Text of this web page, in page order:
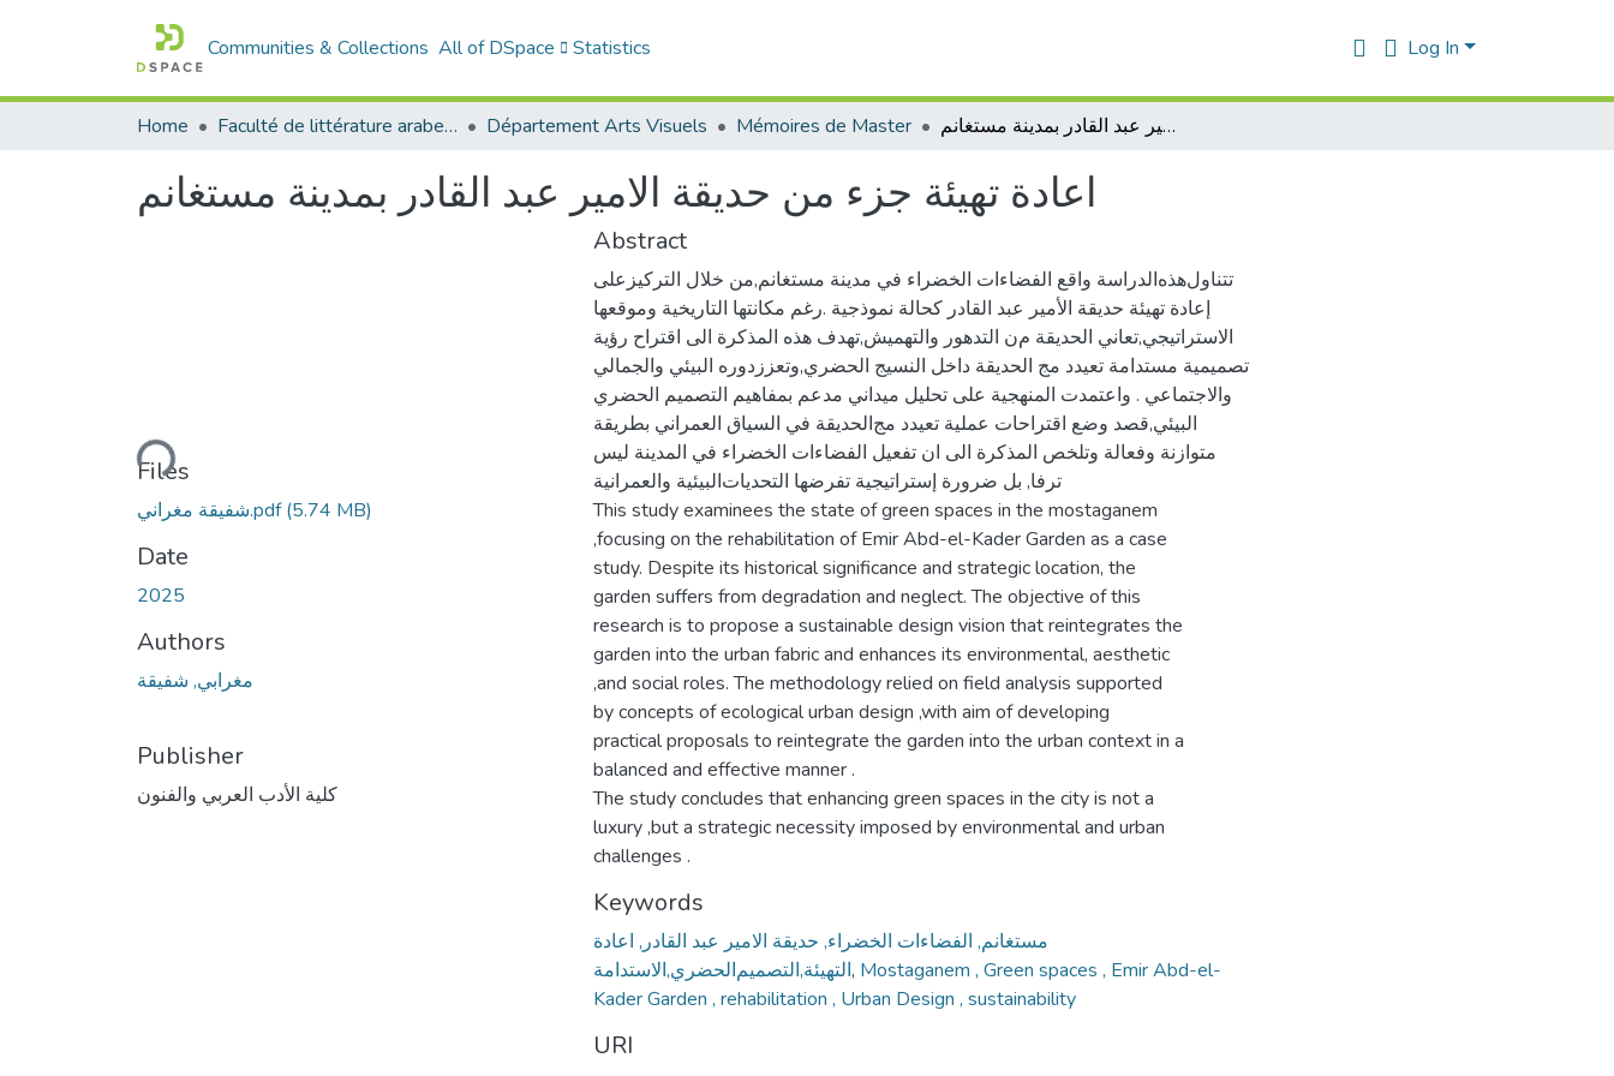
Communities & Collections All of DSpace Statistics Log In
Home Faculté de littérature arabe et des arts Département Arts Visuels Mémoires de Master اعادة تهيئة جزء من حديقة الامير عبد القادر بمدينة مستغانم
اعادة تهيئة جزء من حديقة الامير عبد القادر بمدينة مستغانم
Loading...
Files
شفيقة مغراني.pdf(5.74 MB)
Date
2025
Authors
مغرابي, شفيقة
Publisher
كلية الأدب العربي والفنون
Abstract
تتناول‌هذه‌الدراسة‌ واقع‌ الفضاءات‌ الخضراء‌ في ‌مدينة ‌مستغانم‌,من‌ خلال ‌التركيز‌على
إعادة‌ تهيئة‌ حديقة‌ الأمير‌ عبد‌ القادر‌ كحالة‌ نموذجية‌ .رغم‌ مكانتها‌ التاريخية‌ وموقعها‌‌
الاستراتيجي,تعاني‌ الحديقة‌ م‌ن‌ التدهور‌ والتهميش,تهدف‌ هذه‌ المذكرة‌ الى‌ اقتراح‌ رؤية‌
تصميمية ‌مستدامة‌ تعيد‌د مج ‌الحديقة ‌داخل‌ النسيج ‌الحضري,وتعزز‌دوره ‌البيئي ‌والجمالي‌
والاجتماعي‌ ‌. واعتمدت‌ المنهجية‌ على‌ تحليل‌ ميداني‌ مدعم‌ بمفاهيم‌ التصميم‌ الحضري‌
البيئي‌,قصد‌ وضع‌ اقتراحات‌ عملية ‌تعيد‌د مج‌الحديقة ‌في‌ السياق‌ العمراني‌ بطريقة
‌متوازنة‌ وفعالة وتلخص‌ المذكرة‌ الى‌ ان‌ تفعيل‌ الفضاءات‌ الخضراء‌ في‌ المدينة‌ ليس‌
ترفا‌, بل‌ ضرورة‌ إستراتيجية‌ تفرضها ‌التحديات‌البيئية‌ والعمرانية
This study examinees the state of green spaces in the mostaganem
,focusing on the rehabilitation of Emir Abd-el-Kader Garden as a case
study. Despite its historical significance and strategic location, the
garden suffers from degradation and neglect. The objective of this
research is to propose a sustainable design vision that reintegrates the
garden into the urban fabric and enhances its environmental, aesthetic
,and social roles. The methodology relied on field analysis supported
by concepts of ecological urban design ,with aim of developing
practical proposals to reintegrate the garden into the urban context in a
balanced and effective manner .
The study concludes that enhancing green spaces in the city is not a
luxury ,but a strategic necessity imposed by environmental and urban
challenges .
Keywords
مستغانم‌, الفضاءات‌ الخضراء‌, حديقة‌ الامير‌ عبد‌ القادر‌, اعادة‌
التهيئة,التصميم‌الحضري‌,الاستدامة, Mostaganem , Green spaces , Emir Abd-el-
Kader Garden , rehabilitation , Urban Design , sustainability
URI